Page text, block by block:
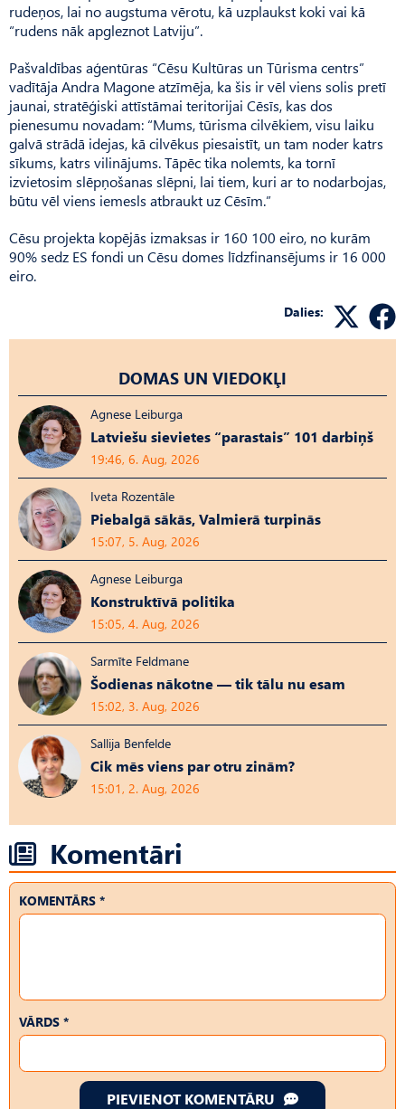
rudeņos, lai no augstuma vērotu, kā uzplaukst koki vai kā
“rudens nāk apgleznot Latviju”.
Pašvaldības aģentūras “Cēsu Kultūras un Tūrisma centrs”
vadītāja Andra Magone atzīmēja, ka šis ir vēl viens solis pretī
jaunai, stratēģiski attīstāmai teritorijai Cēsīs, kas dos
pienesumu novadam: “Mums, tūrisma cilvēkiem, visu laiku
galvā strādā idejas, kā cilvēkus piesaistīt, un tam noder katrs
sīkums, katrs vilinājums. Tāpēc tika nolemts, ka tornī
izvietosim slēpņošanas slēpni, lai tiem, kuri ar to nodarbojas,
būtu vēl viens iemesls atbraukt uz Cēsīm.”
Cēsu projekta kopējās izmaksas ir 160 100 eiro, no kurām
90% sedz ES fondi un Cēsu domes līdzfinansējums ir 16 000
eiro.
Dalies:
DOMAS UN VIEDOKĻI
Agnese Leiburga
Latviešu sievietes “parastais” 101 darbiņš
19:46, 6. Aug, 2026
Iveta Rozentāle
Piebalgā sākās, Valmierā turpinās
15:07, 5. Aug, 2026
Agnese Leiburga
Konstruktīvā politika
15:05, 4. Aug, 2026
Sarmīte Feldmane
Šodienas nākotne — tik tālu nu esam
15:02, 3. Aug, 2026
Sallija Benfelde
Cik mēs viens par otru zinām?
15:01, 2. Aug, 2026
Komentāri
KOMENTĀRS *
VĀRDS *
PIEVIENOT KOMENTĀRU